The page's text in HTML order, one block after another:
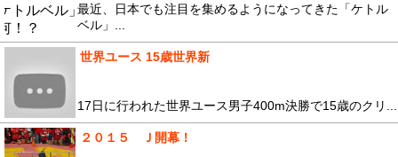
最近、日本でも注目を集めるようになってきた「ケトル
ベル」...
世界ユース 15歳世界新
17日に行われた世界ユース男子400m決勝で15歳のクリ...
２０１５ Ｊ開幕！